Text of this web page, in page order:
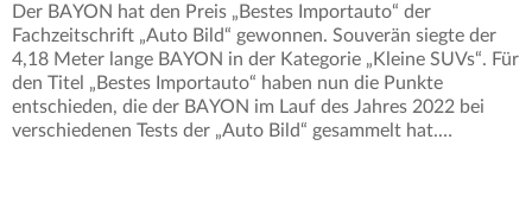
Der BAYON hat den Preis „Bestes Importauto“ der
Fachzeitschrift „Auto Bild“ gewonnen. Souverän siegte der
4,18 Meter lange BAYON in der Kategorie „Kleine SUVs“. Für
den Titel „Bestes Importauto“ haben nun die Punkte
entschieden, die der BAYON im Lauf des Jahres 2022 bei
verschiedenen Tests der „Auto Bild“ gesammelt hat.…